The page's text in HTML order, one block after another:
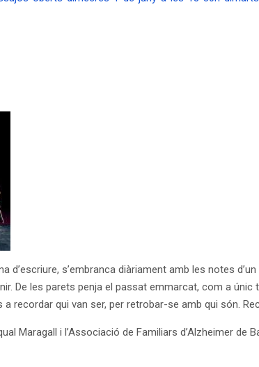
d’escriure, s’embranca diàriament amb les notes
De les parets penja el passat emmarcat, com a
recordar qui van ser, per retrobar-se amb qui són.
Maragall i l’Associació de Familiars d’Alzheimer de